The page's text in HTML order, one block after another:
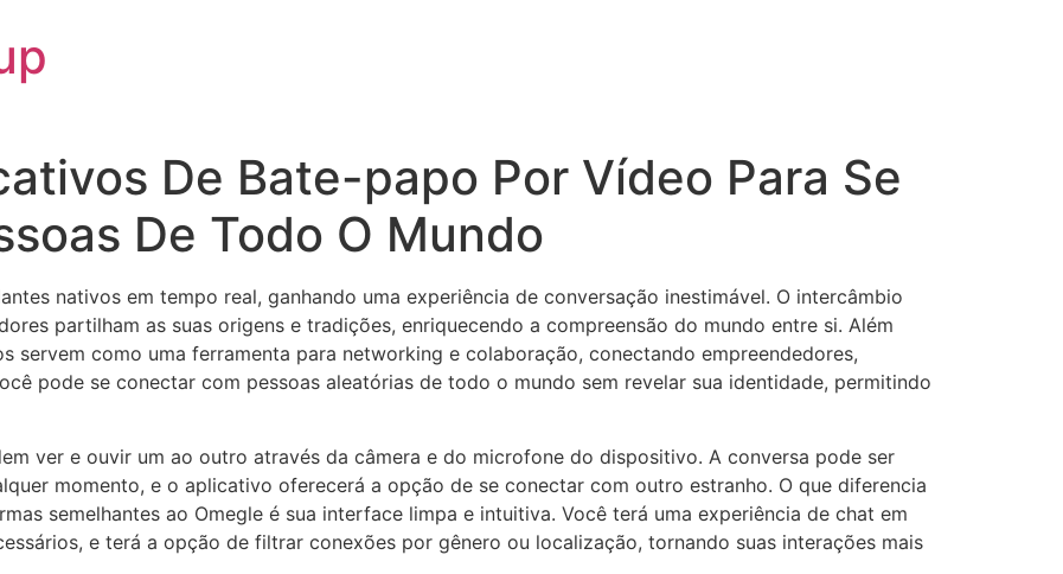
De Bate-papo Por Vídeo Para Se
De Todo O Mundo
nativos em tempo real, ganhando uma experiência de conversação inestimável. O intercâmbio
partilham as suas origens e tradições, enriquecendo a compreensão do mundo entre si. Além
servem como uma ferramenta para networking e colaboração, conectando empreendedores,
pode se conectar com pessoas aleatórias de todo o mundo sem revelar sua identidade, permitindo
ver e ouvir um ao outro através da câmera e do microfone do dispositivo. A conversa pode ser
momento, e o aplicativo oferecerá a opção de se conectar com outro estranho. O que diferencia
semelhantes ao Omegle é sua interface limpa e intuitiva. Você terá uma experiência de chat em
e terá a opção de filtrar conexões por gênero ou localização, tornando suas interações mais